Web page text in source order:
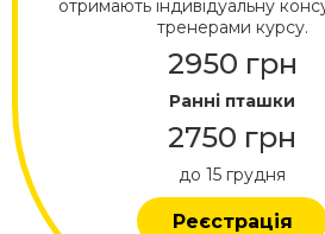
отримають індивідуальну
тренерами курсу.
2950 грн
Ранні пташки
2750 грн
до 15 грудня
Реєстрація